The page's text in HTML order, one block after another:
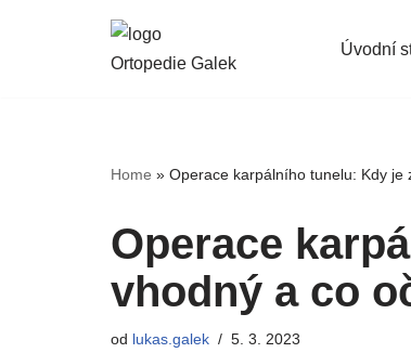
Úvodní
Home » Operace karpálního tunelu: Kdy je
Operace
vhodný a co
od lukas.galek 5. 3. 2023